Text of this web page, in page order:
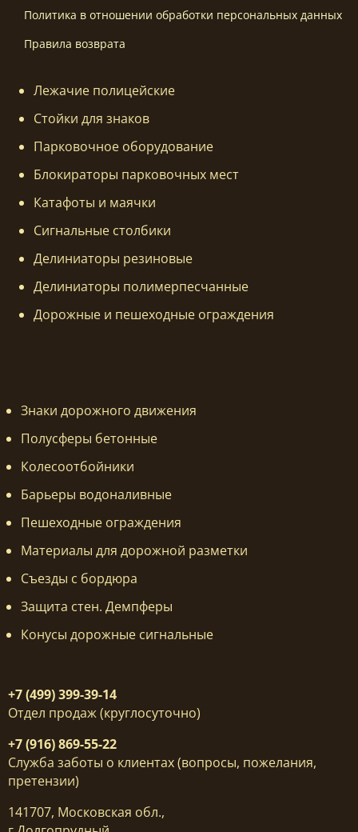
Политика в отношении обработки персональных данных
Правила возврата
Лежачие полицейские
Стойки для знаков
Парковочное оборудование
Блокираторы парковочных мест
Катафоты и маячки
Сигнальные столбики
Делиниаторы резиновые
Делиниаторы полимерпесчанные
Дорожные и пешеходные ограждения
Знаки дорожного движения
Полусферы бетонные
Колесоотбойники
Барьеры водоналивные
Пешеходные ограждения
Материалы для дорожной разметки
Съезды с бордюра
Защита стен. Демпферы
Конусы дорожные сигнальные
+7 (499) 399-39-14
Отдел продаж (круглосуточно)
+7 (916) 869-55-22
Служба заботы о клиентах (вопросы, пожелания,
претензии)
141707, Московская обл.,